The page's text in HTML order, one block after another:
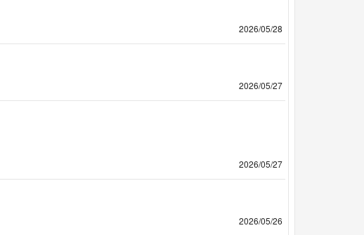
2026/05/28
2026/05/27
2026/05/27
2026/05/26